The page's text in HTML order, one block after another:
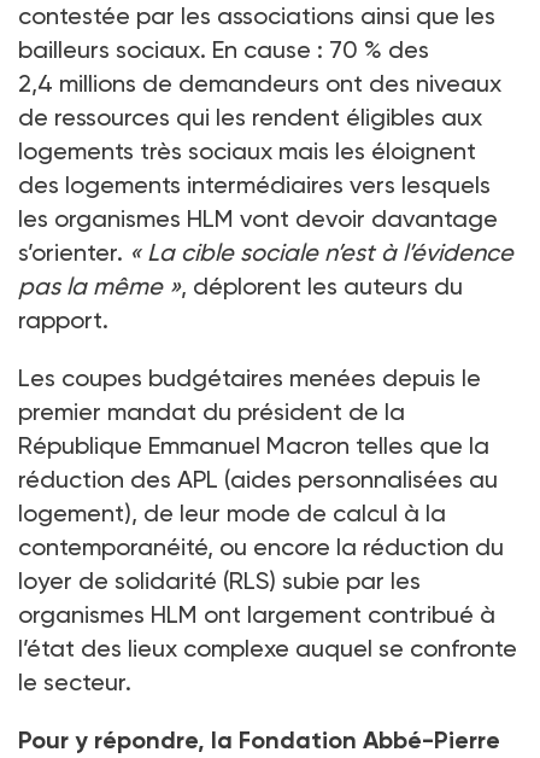
contestée par les associations ainsi que les
bailleurs sociaux. En cause : 70 % des
2,4 millions de demandeurs ont des niveaux
de ressources qui les rendent éligibles aux
logements très sociaux mais les éloignent
des logements intermédiaires vers lesquels
les organismes HLM vont devoir davantage
s’orienter. « La cible sociale n’est à l’évidence
pas la même », déplorent les auteurs du
rapport.
Les coupes budgétaires menées depuis le
premier mandat du président de la
République Emmanuel Macron telles que la
réduction des APL (aides personnalisées au
logement), de leur mode de calcul à la
contemporanéité, ou encore la réduction du
loyer de solidarité (RLS) subie par les
organismes HLM ont largement contribué à
l’état des lieux complexe auquel se confronte
le secteur.
Pour y répondre, la Fondation Abbé-Pierre